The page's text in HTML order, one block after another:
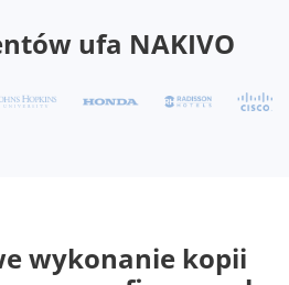
ufa NAKIVO
wykonanie kopii